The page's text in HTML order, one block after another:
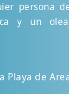
persona
y un
Playa de